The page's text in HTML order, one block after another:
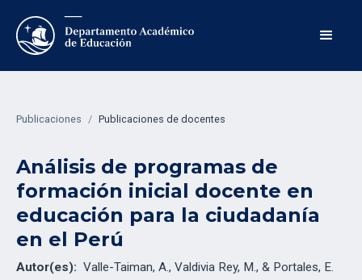
Publicaciones / Publicaciones de docentes
Análisis de programas de
formación inicial docente en
educación para la ciudadanía
en el Perú
Autor(es): Valle-Taiman, A., Valdivia Rey, M., & Portales, E.